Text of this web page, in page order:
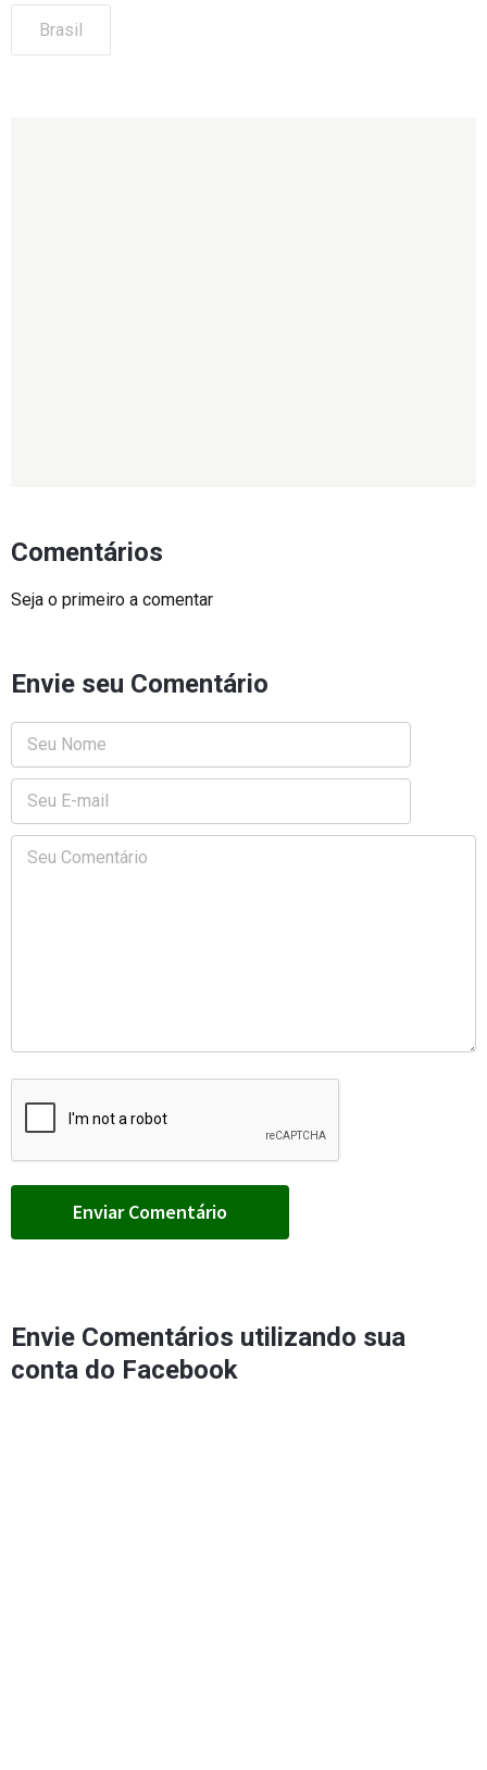
Brasil
Comentários
Seja o primeiro a comentar
Envie seu Comentário
Envie Comentários utilizando sua
conta do Facebook